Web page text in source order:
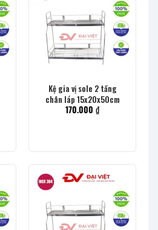
Kệ gia vị sole 2 tầng
chân láp 15x20x50cm
170.000 ₫